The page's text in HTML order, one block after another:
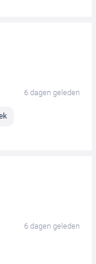
6 dagen geleden
6 dagen geleden